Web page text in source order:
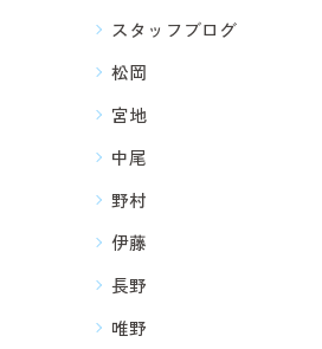
スタッフブログ
松岡
宮地
中尾
野村
伊藤
長野
唯野